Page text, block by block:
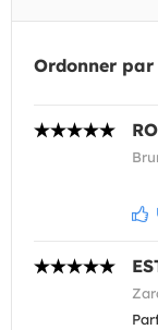
Ordonner par